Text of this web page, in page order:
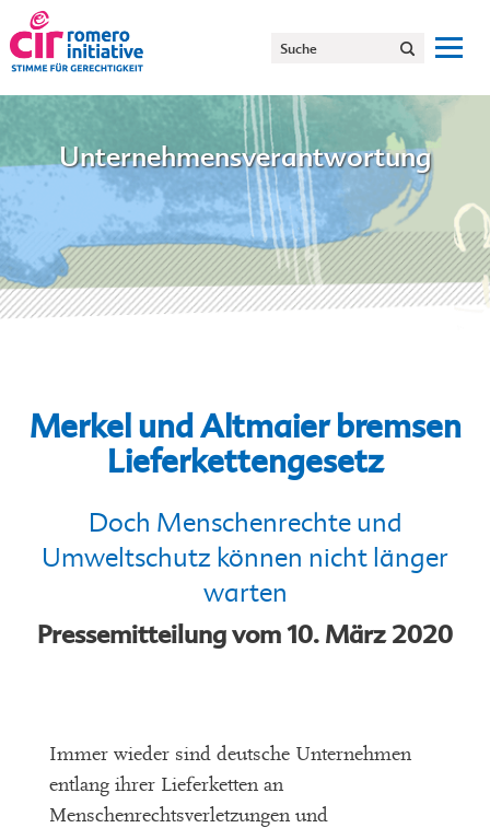
Unternehmensverantwortung
Merkel und Altmaier bremsen
Lieferkettengesetz
Doch Menschenrechte und
Umweltschutz können nicht länger
warten
Pressemitteilung vom 10. März 2020
Immer wieder sind deutsche Unternehmen
entlang ihrer Lieferketten an
Menschenrechtsverletzungen und